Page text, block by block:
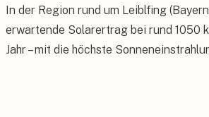
In der Region rund um Leiblfing
erwartende Solarertrag bei rund 1050
Jahr – mit die höchste